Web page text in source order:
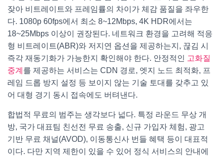
잦아 비트레이트와 프레임률의 차이가 체감 품질을 좌우한
다. 1080p 60fps에서 최소 8~12Mbps, 4K HDR에서는
18~25Mbps 이상이 권장된다. 네트워크 환경을 고려해 적응
형 비트레이트(ABR)와 저지연 옵션을 제공하는지, 끊김 시
즉각 재동기화가 가능한지 확인해야 한다. 안정적인 고화질
중계 를 제공하는 서비스는 CDN 경로, 엣지 노드 최적화, 프
레임 드롭 방지 설정 등 보이지 않는 기술 토대를 갖추고 있
어 대형 경기 동시 접속에도 버텨낸다.
합법적 무료의 범주는 생각보다 넓다. 특정 라운드 무상 개
방, 국가 대표팀 친선전 무료 송출, 신규 가입자 체험, 광고
기반 무료 채널(AVOD), 이동통신사 번들 혜택 등이 대표적
이다. 다만 지역 제한이 있을 수 있어 정식 서비스의 안내에